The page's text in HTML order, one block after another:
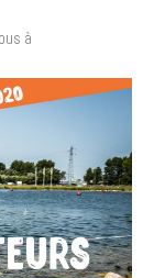
à